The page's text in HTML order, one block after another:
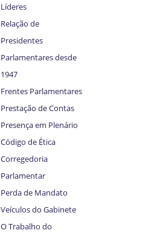
Líderes
Relação de
Presidentes
Parlamentares desde
1947
Frentes Parlamentares
Prestação de Contas
Presença em Plenário
Código de Ética
Corregedoria
Parlamentar
Perda de Mandato
Veículos do Gabinete
O Trabalho do